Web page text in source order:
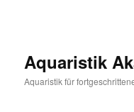
Aquaristik
Aquaristik für